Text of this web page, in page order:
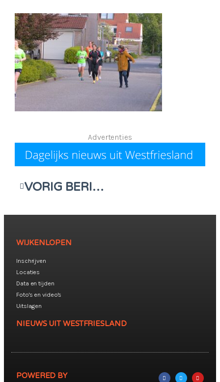
Advertenties
VORIG BERICHT
WIJKENLOPEN
Inschrijven
Locaties
Data en tijden
Foto's en video's
Uitslagen
NIEUWS UIT WESTFRIESLAND
POWERED BY